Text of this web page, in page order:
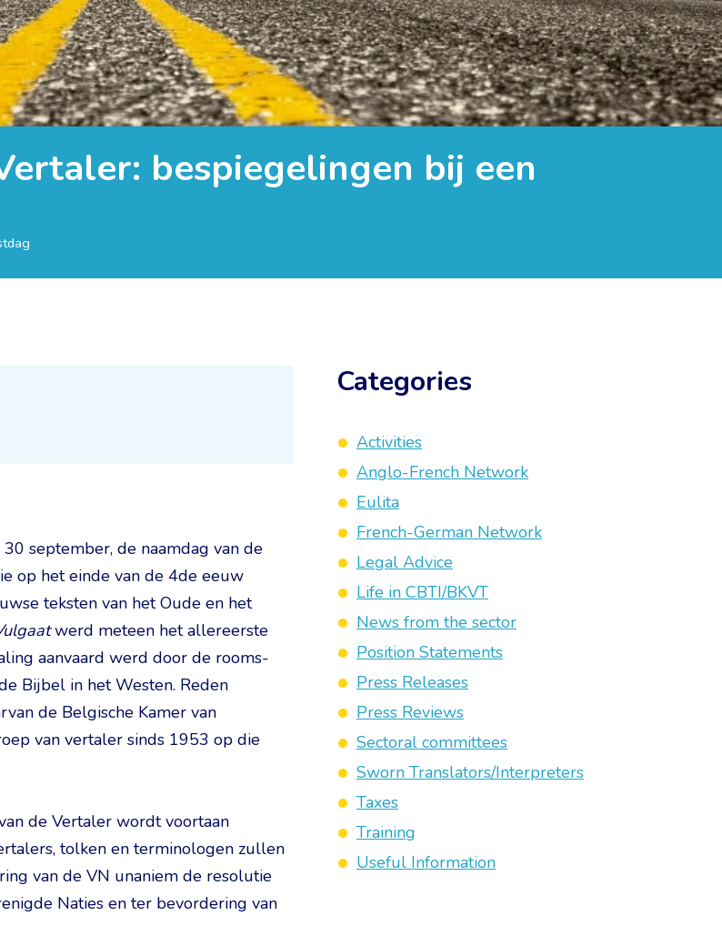
bespiegelingen bij een
september, de naamdag van de
op het einde van de 4de eeuw
teksten van het Oude en het
werd meteen het allereerste
aanvaard werd door de rooms-
Bijbel in het Westen. Reden
de Belgische Kamer van
van vertaler sinds 1953 op die
de Vertaler wordt voortaan
tolken en terminologen zullen
van de VN unaniem de resolutie
Naties en ter bevordering van
Categories
Activities
Anglo-French Network
Eulita
French-German Network
Legal Advice
Life in CBTI/BKVT
News from the sector
Position Statements
Press Releases
Press Reviews
Sectoral committees
Sworn Translators/Interpreters
Taxes
Training
Useful Information